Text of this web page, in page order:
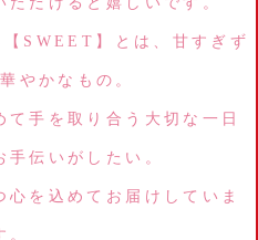
SWEET】とは、甘すぎず
やかなもの。
手を取り合う大切な一日
手伝いがしたい。
を込めてお届けしていま
。